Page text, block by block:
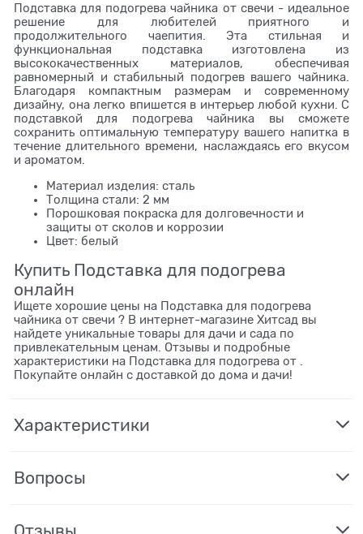
Подставка для подогрева чайника от свечи - идеальное
решение для любителей приятного и
продолжительного чаепития. Эта стильная и
функциональная подставка изготовлена из
высококачественных материалов, обеспечивая
равномерный и стабильный подогрев вашего чайника.
Благодаря компактным размерам и современному
дизайну, она легко впишется в интерьер любой кухни. С
подставкой для подогрева чайника вы сможете
сохранить оптимальную температуру вашего напитка в
течение длительного времени, наслаждаясь его вкусом
и ароматом.
Материал изделия: сталь
Толщина стали: 2 мм
Порошковая покраска для долговечности и
защиты от сколов и коррозии
Цвет: белый
Купить Подставка для подогрева
онлайн
Ищете хорошие цены на Подставка для подогрева
чайника от свечи ? В интернет-магазине Хитсад вы
найдете уникальные товары для дачи и сада по
привлекательным ценам. Отзывы и подробные
характеристики на Подставка для подогрева от .
Покупайте онлайн с доставкой до дома и дачи!
Характеристики
Вопросы